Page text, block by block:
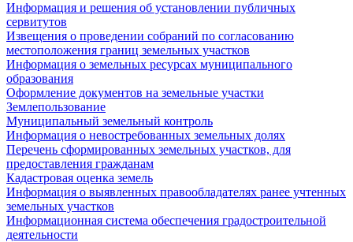
Информация и решения об установлении публичных
сервитутов
Извещения о проведении собраний по согласованию
местоположения границ земельных участков
Информация о земельных ресурсах муниципального
образования
Оформление документов на земельные участки
Землепользование
Муниципальный земельный контроль
Информация о невостребованных земельных долях
Перечень сформированных земельных участков, для
предоставления гражданам
Кадастровая оценка земель
Информация о выявленных правообладателях ранее учтенных
земельных участков
Информационная система обеспечения градостроительной
деятельности